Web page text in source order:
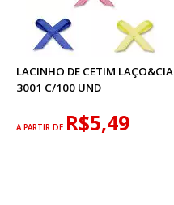
LACINHO DE CETIM LAÇO&CIA
3001 C/100 UND
A PARTIR DE R$5,49